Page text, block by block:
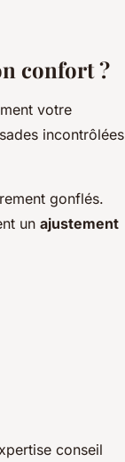
confort ?
votre
incontrôlées
gonflés.
un ajustement
conseil